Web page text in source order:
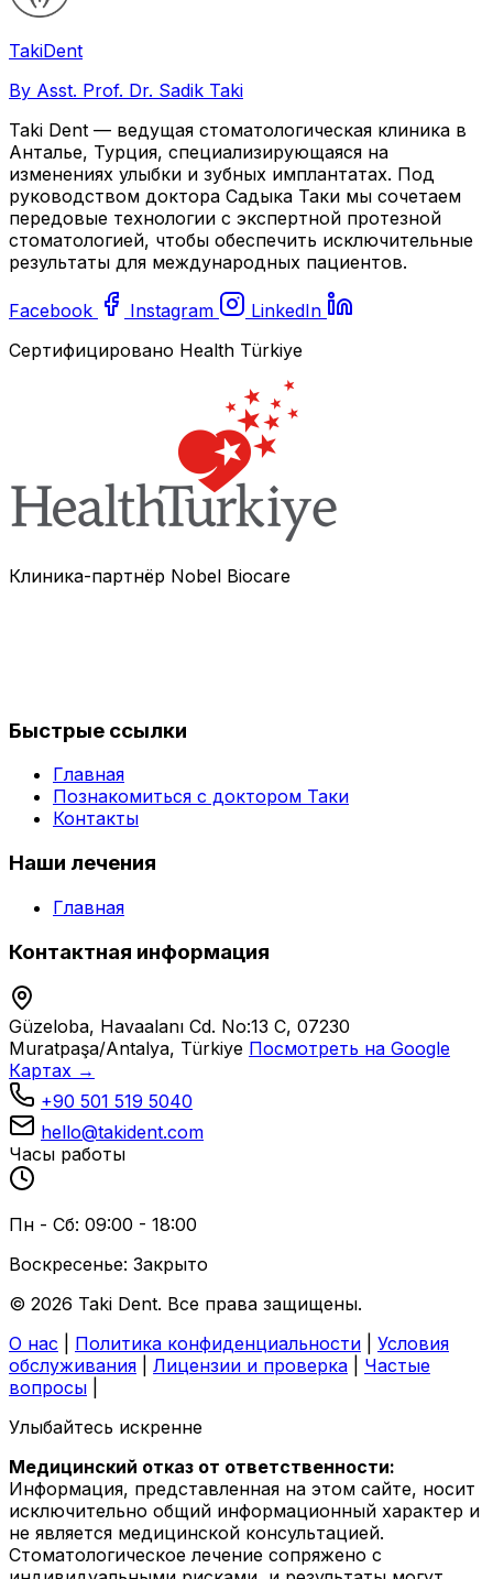
TakiDent
By Asst. Prof. Dr. Sadik Taki
Taki Dent — ведущая стоматологическая клиника в
Анталье, Турция, специализирующаяся на
изменениях улыбки и зубных имплантатах. Под
руководством доктора Садыка Таки мы сочетаем
передовые технологии с экспертной протезной
стоматологией, чтобы обеспечить исключительные
результаты для международных пациентов.
Facebook Instagram
LinkedIn
Сертифицировано Health Türkiye
Клиника-партнёр Nobel Biocare
Быстрые ссылки
Главная
Познакомиться с доктором Таки
Контакты
Наши лечения
Главная
Контактная информация
Güzeloba, Havaalanı Cd. No:13 C, 07230
Muratpaşa/Antalya, Türkiye Посмотреть на Google
Картах →
+90 501 519 5040
hello@takident.com
Часы работы
Пн - Сб: 09:00 - 18:00
Воскресенье: Закрыто
© 2026 Taki Dent. Все права защищены.
О нас
Политика конфиденциальности
Условия
обслуживания
Лицензии и проверка
Частые
вопросы
Улыбайтесь искренне
Медицинский отказ от ответственности:
Информация, представленная на этом сайте, носит
исключительно общий информационный характер и
не является медицинской консультацией.
Стоматологическое лечение сопряжено с